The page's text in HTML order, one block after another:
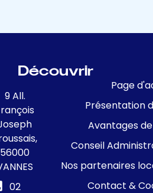
9 All.
56000
02
Découvrir
Page
Présentation
Avantages
Conseil
Nos partenaires
Contact &